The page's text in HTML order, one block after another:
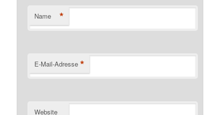
Name *
E-Mail-Adresse *
Website